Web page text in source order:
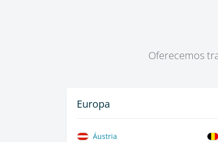
Oferecemos
Europa
Áustria